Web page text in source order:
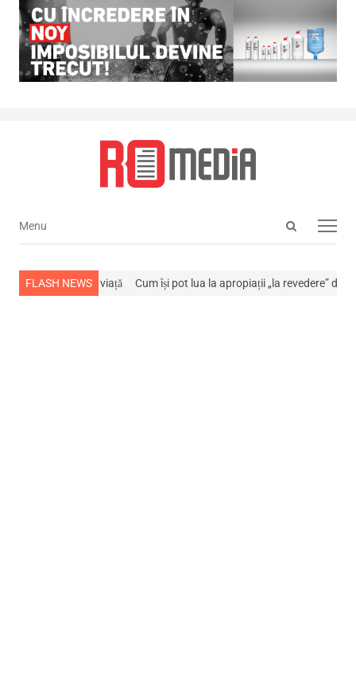
Open
Menu
Menu
FLASH NEWS
s-a stins din viață Cum își pot lua la apropiații „la revedere” de la…